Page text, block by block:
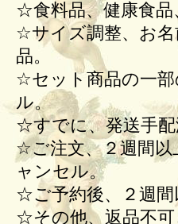
☆食料品、健康食
☆サイズ調整、お
品。
☆セット商品の一
ル。
☆すでに、発送手配
☆ご注文、２週間
ャンセル。
☆ご予約後、２週
☆その他、返品不